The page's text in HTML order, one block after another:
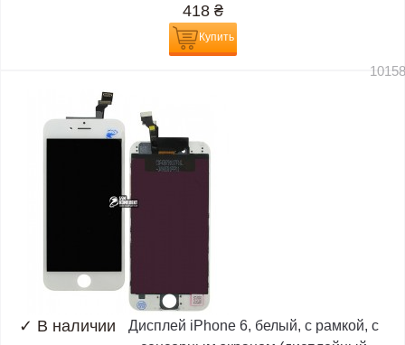
418 ₴
Купить
✓ В наличии
Дисплей iPhone 6, белый, с рамкой, с